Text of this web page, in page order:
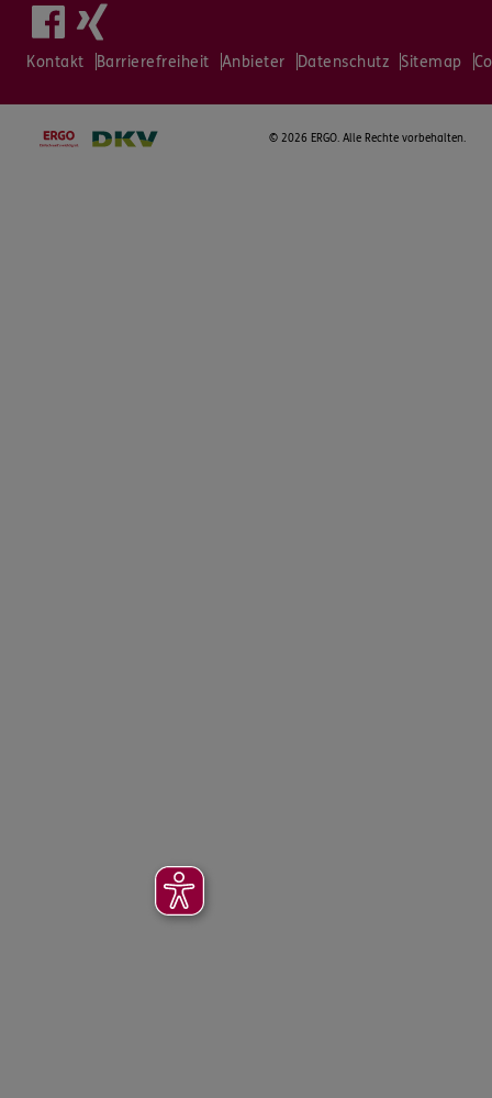
Kontakt Barrierefreiheit Anbieter Datenschutz Sitemap
© 2026 ERGO. Alle Rechte vorbehalten.